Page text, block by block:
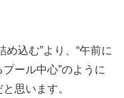
込む”より、“午前に
ール中心”のように
思います。